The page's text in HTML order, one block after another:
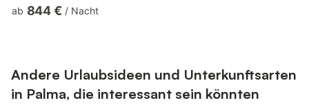
Frieden und Ruhe atmen kann. Die Villa liegt auf einem kleinen
Obergeschoss. Im Erd...
ab 844 € / Nacht
Andere Urlaubsideen und Unterkunftsarten
in Palma, die interessant sein könnten